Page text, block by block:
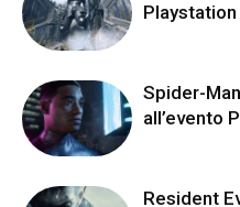
Playstation
Spider-
all’evento
Resident